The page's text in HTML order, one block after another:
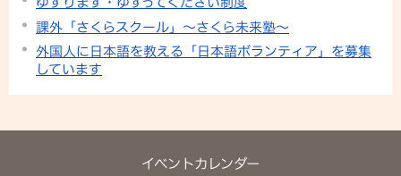
課外「さくらスクール」〜さくら未来塾〜
外国人に日本語を教える「日本語ボランティア」を募集
しています
イベントカレンダー